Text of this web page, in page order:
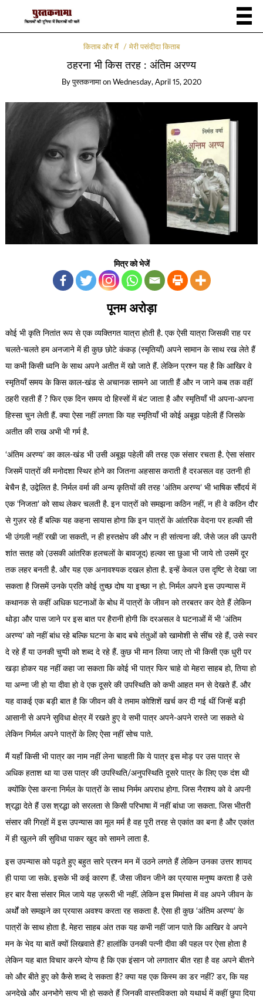
किताब और मैं मेरी पसंदीदा किताब
ठहरना भी किस तरह : अंतिम अरण्य
Byपुस्तकनामा on Wednesday, April 15, 2020
मित्र को भेजें
पूनम अरोड़ा
कोई भी कृति नितांत रूप से एक व्यक्तिगत यात्रा होती है. एक ऐसी यात्रा जिसकी राह पर
चलते-चलते हम अनजाने में ही कुछ छोटे कंकड़ (स्मृतियाँ) अपने सामान के साथ रख लेते हैं
या कभी किसी ध्वनि के साथ अपने अतीत में खो जाते हैं. लेकिन प्रश्न यह है कि आखिर वे
स्मृतियाँ समय के किस काल-खंड से अचानक सामने आ जाती हैं और न जाने कब तक वहीं
ठहरी रहती हैं ? फिर एक दिन समय दो हिस्सों में बंट जाता है और स्मृतियाँ भी अपना-अपना
हिस्सा चुन लेती हैं. क्या ऐसा नहीं लगता कि यह स्मृतियाँ भी कोई अबूझ पहेली हैं जिसके
अतीत की राख अभी भी गर्म है.
‘अंतिम अरण्य’ का काल-खंड भी उसी अबूझ पहेली की तरह एक संसार रचता है. ऐसा संसार
जिसमें पात्रों की मनोदशा स्थिर होने का जितना अहसास कराती है दरअसल वह उतनी ही
बेचैन है, उद्वेलित है. निर्मल वर्मा की अन्य कृतियों की तरह ‘अंतिम अरण्य’ भी भाषिक सौंदर्य में
एक ‘निजता’ को साथ लेकर चलती है. इन पात्रों को समझना कठिन नहीं, न ही वे कठिन दौर
से गुज़र रहे हैं बल्कि यह कहना सायास होगा कि इन पात्रों के आंतरिक वेदना पर हल्की सी
भी उंगली नहीं रखी जा सकती, न ही हस्तक्षेप की और न ही सांत्वना की. जैसे जल की ऊपरी
शांत सतह को (उसकी आंतरिक हलचलों के बावजूद) हल्का सा छुआ भी जाये तो उसमें दूर
तक लहर बनती है. और यह एक अनावश्यक दखल होता है. इन्हें केवल उस दृष्टि से देखा जा
सकता है जिसमें उनके प्रति कोई तुच्छ दोष या इच्छा न हो. निर्मल अपने इस उपन्यास में
कथानक से कहीं अधिक घटनाओं के बोध में पात्रों के जीवन को तरबतर कर देते हैं लेकिन
थोड़ा और पास जाने पर इस बात पर हैरानी होगी कि दरअसल वे घटनाओं में भी ‘अंतिम
अरण्य’ को नहीं बांध रहे बल्कि घटना के बाद बचे तंतुओं को खामोशी से सींच रहे हैं, उसे स्वर
दे रहे हैं या उनकी चुप्पी को शब्द दे रहे हैं. कुछ भी मान लिया जाए तो भी किसी एक धुरी पर
खड़ा होकर यह नहीं कहा जा सकता कि कोई भी पात्र फिर चाहे वो मेहरा साहब हो, तिया हो
या अन्ना जी हो या दीवा हो वे एक दूसरे की उपस्थिति को कभी आहत मन से देखते हैं. और
यह वाकई एक बड़ी बात है कि जीवन की वे तमाम कोशिशें खर्च कर दी गई थीं जिन्हें बड़ी
आसानी से अपने सुविधा क्षेत्र में रखते हुए वे सभी पात्र अपने-अपने रास्ते जा सकते थे
लेकिन निर्मल अपने पात्रों के लिए ऐसा नहीं सोच पाते.
मैं यहाँ किसी भी पात्र का नाम नहीं लेना चाहती कि ये पात्र इस मोड़ पर उस पात्र से
अधिक हताश था या उस पात्र की उपस्थिति/अनुपस्थिति दूसरे पात्र के लिए एक दंश थी
क्योंकि ऐसा करना निर्मल के पात्रों के साथ निर्मम अपराध होगा. जिस नैराश्य को वे अपनी
श्रद्धा देते हैं उस श्रद्धा को सरलता से किसी परिभाषा में नहीं बांधा जा सकता. जिस भीतरी
संसार की गिरहों में इस उपन्यास का मूल मर्म है वह पूरी तरह से एकांत का बना है और एकांत
में ही खुलने की सुविधा पाकर खुद को सामने लाता है.
इस उपन्यास को पढ़ते हुए बहुत सारे प्रश्न मन में उठने लगते हैं लेकिन उनका उत्तर शायद
ही पाया जा सके. इसके भी कई कारण हैं. जैसा जीवन जीने का प्रयास मनुष्य करता है उसे
हर बार वैसा संसार मिल जाये यह ज़रूरी भी नहीं. लेकिन इस मिमांसा में वह अपने जीवन के
अर्थों को समझने का प्रयास अवश्य करता रह सकता है. ऐसा ही कुछ ‘अंतिम अरण्य’ के
पात्रों के साथ होता है. मेहरा साहब अंत तक यह कभी नहीं जान पाते कि आखिर वे अपने
मन के भेद या बातें क्यों लिखवाते हैं? हालांकि उनकी पत्नी दीवा की पहल पर ऐसा होता है
लेकिन यह बात विचार करने योग्य है कि एक इंसान जो लगातार बीत रहा है वह अपने बीतने
को और बीते हुए को कैसे शब्द दे सकता है? क्या यह एक किस्म का डर नहीं? डर, कि यह
अनदेखे और अनभोगे सत्य भी हो सकते हैं जिनकी वास्तविकता को यथार्थ में कहीं छुपा दिया